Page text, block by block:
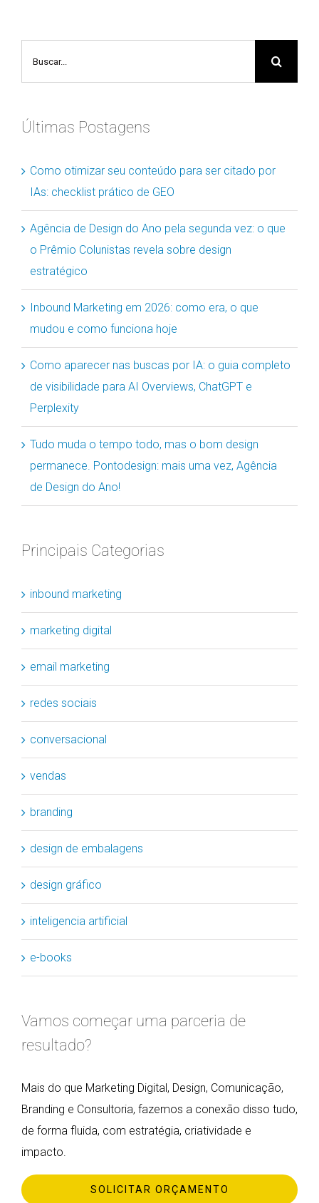
Últimas Postagens
Como otimizar seu conteúdo para ser citado por
IAs: checklist prático de GEO
Agência de Design do Ano pela segunda vez: o que
o Prêmio Colunistas revela sobre design
estratégico
Inbound Marketing em 2026: como era, o que
mudou e como funciona hoje
Como aparecer nas buscas por IA: o guia completo
de visibilidade para AI Overviews, ChatGPT e
Perplexity
Tudo muda o tempo todo, mas o bom design
permanece. Pontodesign: mais uma vez, Agência
de Design do Ano!
Principais Categorias
inbound marketing
marketing digital
email marketing
redes sociais
conversacional
vendas
branding
design de embalagens
design gráfico
inteligencia artificial
e-books
Vamos começar uma parceria de
resultado?
Mais do que Marketing Digital, Design, Comunicação,
Branding e Consultoria, fazemos a conexão disso tudo,
de forma fluida, com estratégia, criatividade e
impacto.
SOLICITAR ORÇAMENTO